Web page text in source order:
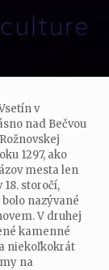
v
nad Bečvou
1297, ako
mesta len
storočí,
bolo nazývané
V druhej
kamenné
niekoľkokrát
na